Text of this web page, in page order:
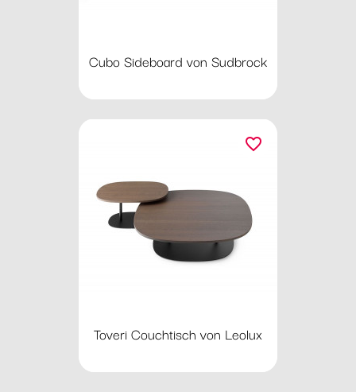
Cubo Sideboard von Sudbrock
Toveri Couchtisch von Leolux
favorite_border